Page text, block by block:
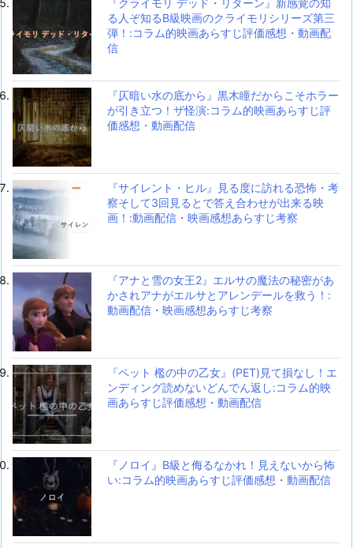
る人ぞ知るB級映画のクライモリシリーズ第三
弾！:コラム的映画あらすじ評価感想・動画配
信
『仄暗い水の底から』黒木瞳だからこそホラー
が引き立つ！ザ怪演:コラム的映画あらすじ評
価感想・動画配信
『サイレント・ヒル』見る度に訪れる恐怖・考
察そして3回見るとで答え合わせが出来る映
画！:動画配信・映画感想あらすじ考察
『アナと雪の女王2』エルサの魔法の秘密があ
かされアナがエルサとアレンデールを救う！:
動画配信・映画感想あらすじ考察
『ペット 檻の中の乙女』(PET)見て損なし！エ
ンディング読めないどんでん返し:コラム的映
画あらすじ評価感想・動画配信
『ノロイ』B級と侮るなかれ！見えないから怖
い:コラム的映画あらすじ評価感想・動画配信